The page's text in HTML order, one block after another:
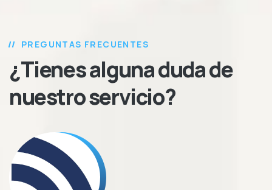
PREGUNTAS FRECUENTES
¿Tienes alguna duda de
nuestro servicio?